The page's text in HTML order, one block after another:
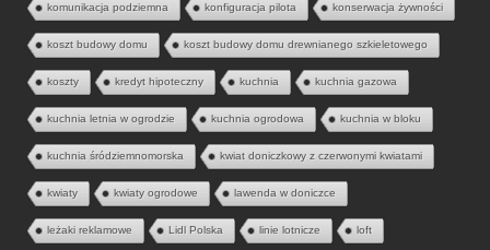
komunikacja podziemna konfiguracja pilota konserwacja żywności
koszt budowy domu koszt budowy domu drewnianego szkieletowego
koszty kredyt hipoteczny kuchnia kuchnia gazowa
kuchnia letnia w ogrodzie kuchnia ogrodowa kuchnia w bloku
kuchnia śródziemnomorska kwiat doniczkowy z czerwonymi kwiatami
kwiaty kwiaty ogrodowe lawenda w doniczce
leżaki reklamowe Lidl Polska linie lotnicze loft